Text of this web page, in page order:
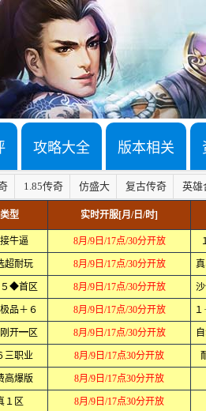
攻略大全 版本相关
1.85传奇 仿盛大 复古传奇 英雄
型 实时开服[月/日/时]
牛逼 8月/9日/17点/30分开放
超耐玩 8月/9日/17点/30分开放
◆首区 8月/9日/17点/30分开放
品＋６ 8月/9日/17点/30分开放
刚开━区 8月/9日/17点/30分开放
三职业 8月/9日/17点30分开放
高爆版 8月/9日/17点30分开放
１区 8月/9日/17点30分开放